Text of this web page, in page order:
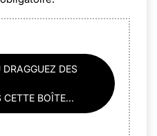
DES
BOÎTE...